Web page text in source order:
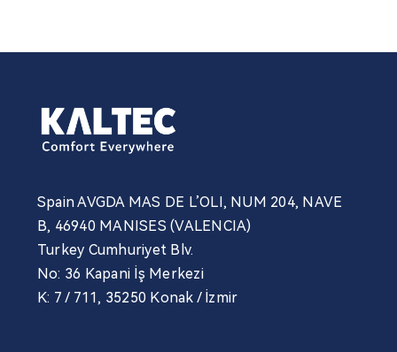
Spain AVGDA MAS DE L’OLI, NUM 204, NAVE
B, 46940 MANISES (VALENCIA)
Turkey Cumhuriyet Blv.
No: 36 Kapani İş Merkezi
K: 7 / 711, 35250 Konak / İzmir